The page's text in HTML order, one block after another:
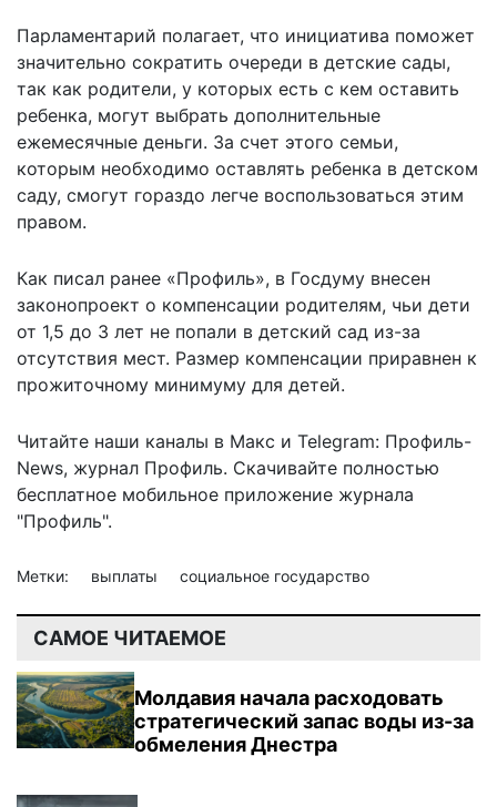
Парламентарий полагает, что инициатива поможет
значительно сократить очереди в детские сады,
так как родители, у которых есть с кем оставить
ребенка, могут выбрать дополнительные
ежемесячные деньги. За счет этого семьи,
которым необходимо оставлять ребенка в детском
саду, смогут гораздо легче воспользоваться этим
правом.
Как писал ранее «Профиль», в Госдуму внесен
законопроект о компенсации родителям, чьи дети
от 1,5 до 3 лет не попали в детский сад из-за
отсутствия мест. Размер компенсации приравнен к
прожиточному минимуму для детей.
Читайте наши каналы в Макс и Telegram: Профиль-
News, журнал Профиль. Скачивайте полностью
бесплатное мобильное приложение журнала
"Профиль".
Метки: выплаты социальное государство
САМОЕ ЧИТАЕМОЕ
Молдавия начала расходовать
стратегический запас воды из-за
обмеления Днестра